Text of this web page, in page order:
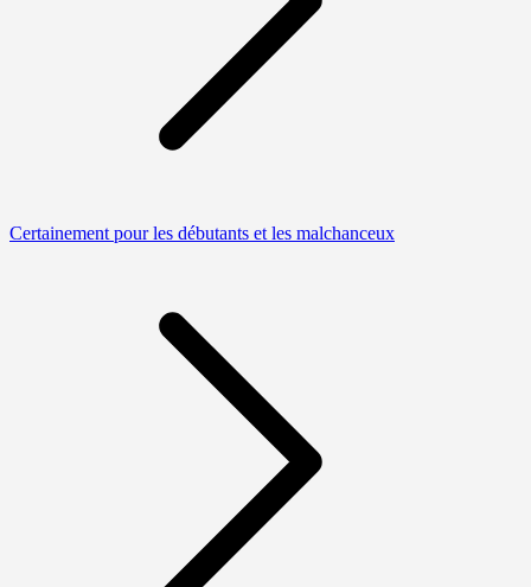
Certainement pour les débutants et les malchanceux